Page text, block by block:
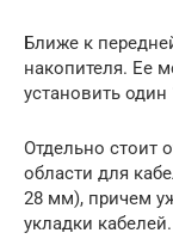
Ближе к
накопителя. Ее
установить
Отдельно стоит
области для
28 мм), причем
укладки